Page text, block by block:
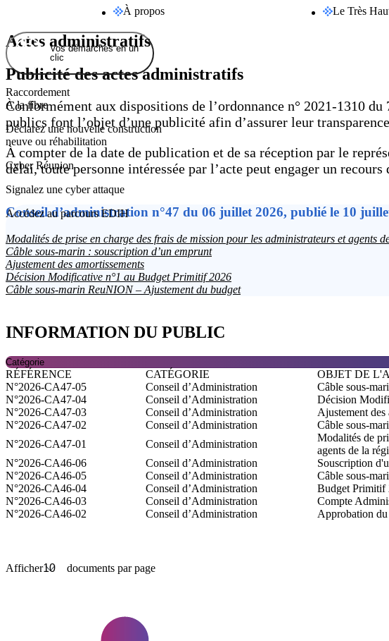
À propos Le Très
Vos démarches en un
clic
Raccordement
À la fibre
Déclarez une nouvelle construction
neuve ou réhabilitation
Cyber Réunion
Signalez une cyber attaque
Accédez au parcours EDIH
Actes administratifs
Publicité des actes administratifs
Conformément aux dispositions de l’ordonnance n° 2021-1310
publics font l’objet d’une publicité afin d’assurer leur
À compter de la date de publication et de sa réception par le
délai, toute personne intéressée par l’acte peut engager un
Conseil d’administration n°47 du 06 juillet 2026, publié le 10
Modalités de prise en charge des frais de mission pour les administrateurs et agents
Câble sous-marin : souscription d’un emprunt
Ajustement des amortissements
Décision Modificative n°1 au Budget Primitif 2026
Câble sous-marin ReuNION – Ajustement du budget
INFORMATION DU PUBLIC
Catégorie
Rechercher
RÉFÉRENCE CATÉGORIE OBJET DE
N°2026-CA47-05
Conseil d’Administration Câble sous-
N°2026-CA47-04 Conseil d’Administration Décision
N°2026-CA47-03 Conseil d’Administration Ajustement des
N°2026-CA47-02 Conseil d’Administration Câble sous-
N°2026-CA47-01
Conseil d’Administration
Modalités de
agents de la
N°2026-CA46-06
Conseil d’Administration Souscription
N°2026-CA46-05 Conseil d’Administration Câble sous-
N°2026-CA46-04 Conseil d’Administration Budget Primitif
N°2026-CA46-03 Conseil d’Administration Compte
N°2026-CA46-02 Conseil d’Administration Approbation
Afficher documents par page